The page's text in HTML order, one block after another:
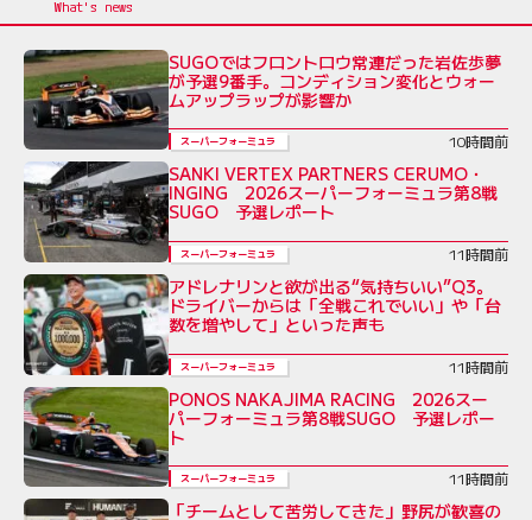
SUGOではフロントロウ常連だった岩佐歩夢
が予選9番手。コンディション変化とウォー
ムアップラップが影響か
スーパーフォーミュラ 10時間前
SANKI VERTEX PARTNERS CERUMO・
INGING 2026スーパーフォーミュラ第8戦
SUGO 予選レポート
スーパーフォーミュラ 11時間前
アドレナリンと欲が出る“気持ちいい”Q3。
ドライバーからは「全戦これでいい」や「台
数を増やして」といった声も
スーパーフォーミュラ 11時間前
PONOS NAKAJIMA RACING 2026スー
パーフォーミュラ第8戦SUGO 予選レポー
ト
スーパーフォーミュラ 11時間前
「チームとして苦労してきた」野尻が歓喜の